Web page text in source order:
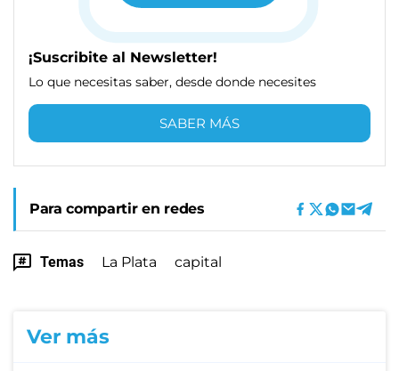
¡Suscribite al Newsletter!
Lo que necesitas saber, desde donde necesites
SABER MÁS
Para compartir en redes
Temas La Plata capital
Ver más